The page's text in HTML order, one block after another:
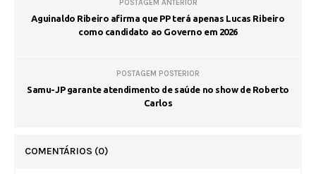
POSTAGEM ANTERIOR
Aguinaldo Ribeiro afirma que PP terá apenas Lucas Ribeiro
como candidato ao Governo em 2026
POSTAGEM POSTERIOR
Samu-JP garante atendimento de saúde no show de Roberto
Carlos
COMENTÁRIOS (0)